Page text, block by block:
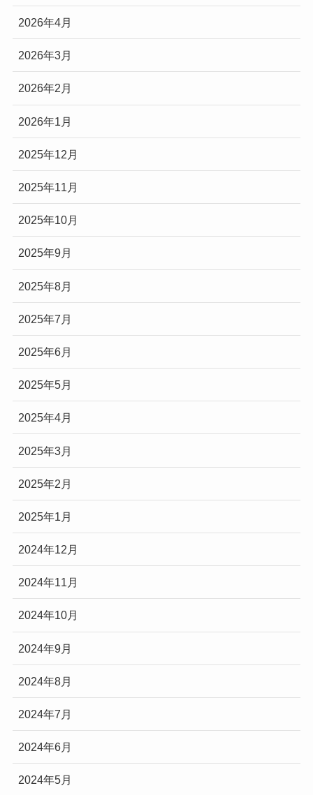
2026年4月
2026年3月
2026年2月
2026年1月
2025年12月
2025年11月
2025年10月
2025年9月
2025年8月
2025年7月
2025年6月
2025年5月
2025年4月
2025年3月
2025年2月
2025年1月
2024年12月
2024年11月
2024年10月
2024年9月
2024年8月
2024年7月
2024年6月
2024年5月